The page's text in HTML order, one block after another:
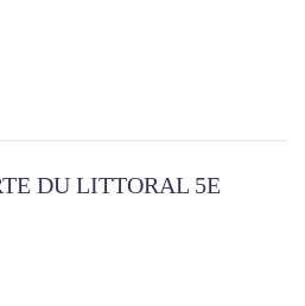
DU LITTORAL 5E